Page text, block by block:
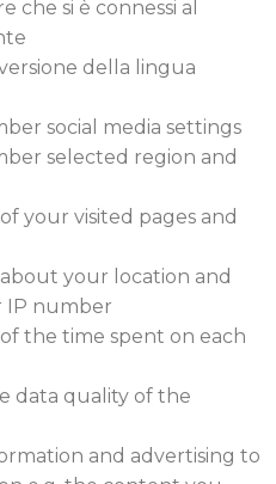
che si è connessi al
della lingua
social media settings
selected region and
your visited pages and
your location and
IP number
the time spent on each
data quality of the
and advertising to